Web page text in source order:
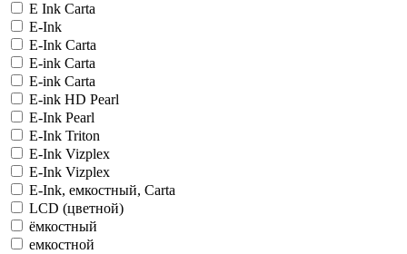
E Ink Carta
E-Ink
E-Ink Carta
E-ink Carta
E-ink Carta
E-ink HD Pearl
E-Ink Pearl
E-Ink Triton
E-Ink Vizplex
E-Ink Vizplex
E-Ink, емкостный, Carta
LCD (цветной)
ёмкостный
емкостной